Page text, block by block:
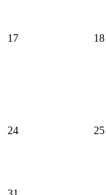
17 18
24 25